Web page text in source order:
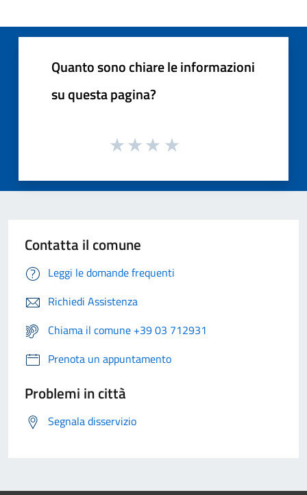
Quanto sono chiare le informazioni
su questa pagina?
Contatta il comune
Leggi le domande frequenti
Richiedi Assistenza
Chiama il comune +39 03 712931
Prenota un appuntamento
Problemi in città
Segnala disservizio